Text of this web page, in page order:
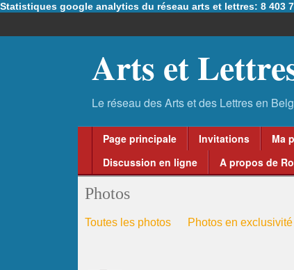
Statistiques google analytics du réseau arts et lettres: 8 403
Arts et
Page principale Invitations Ma
Discussion en ligne
A propos de
Photos
Toutes les photos Photos en exclusivité